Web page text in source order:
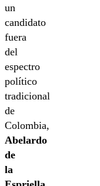
un
candidato
fuera
del
espectro
político
tradicional
de
Colombia,
Abelardo
de
la